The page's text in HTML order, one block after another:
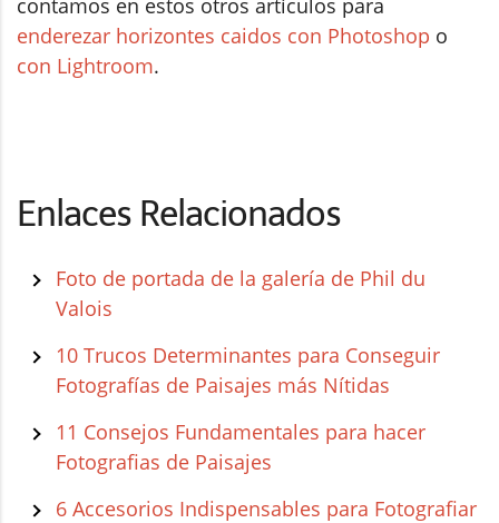
contamos en estos otros artículos para
enderezar horizontes caidos con Photoshop o
con Lightroom.
Enlaces Relacionados
Foto de portada de la galería de Phil du
Valois
10 Trucos Determinantes para Conseguir
Fotografías de Paisajes más Nítidas
11 Consejos Fundamentales para hacer
Fotografias de Paisajes
6 Accesorios Indispensables para Fotografiar